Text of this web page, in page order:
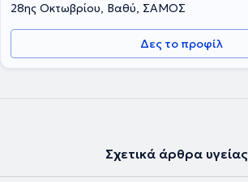
28ης Οκτωβρίου, Βαθύ, ΣΑΜΟΣ
Δες το προφίλ
Σχετικά άρθρα υγείας